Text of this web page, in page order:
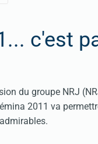
c'est
du groupe NRJ
2011 va